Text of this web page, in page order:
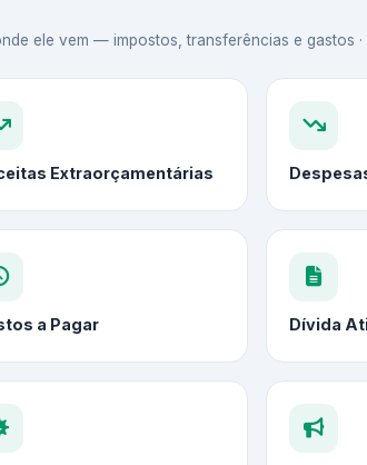
ele vem — impostos, transferências e gastos ·
Extraorçamentárias
a Pagar Dívida